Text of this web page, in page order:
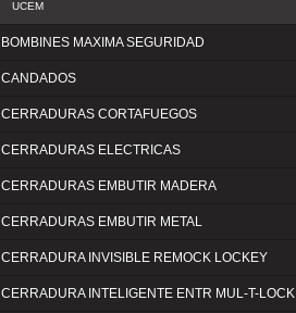
UCEM
BOMBINES MAXIMA SEGURIDAD
CANDADOS
CERRADURAS CORTAFUEGOS
CERRADURAS ELECTRICAS
CERRADURAS EMBUTIR MADERA
CERRADURAS EMBUTIR METAL
CERRADURA INVISIBLE REMOCK LOCKEY
CERRADURA INTELIGENTE ENTR MUL-T-LOCK